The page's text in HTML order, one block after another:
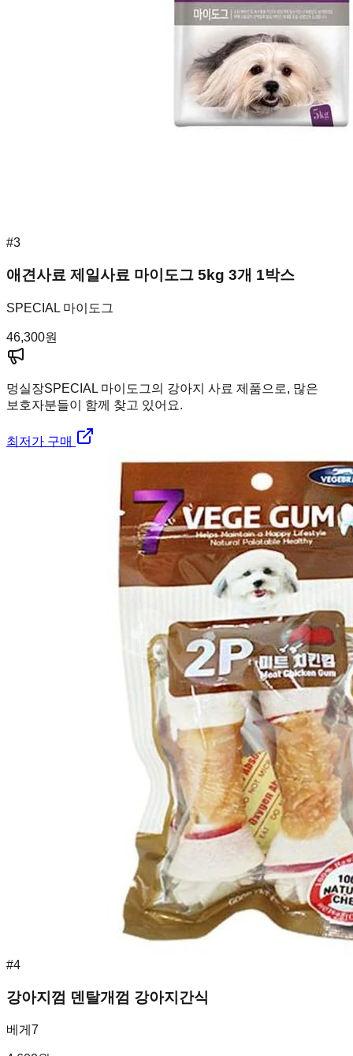
#3
애견사료 제일사료 마이도그 5kg 3개 1박스
SPECIAL 마이도그
46,300원
멍실장SPECIAL 마이도그의 강아지 사료 제품으로, 많은
보호자분들이 함께 찾고 있어요.
최저가 구매
#4
강아지껌 덴탈개껌 강아지간식
베게7